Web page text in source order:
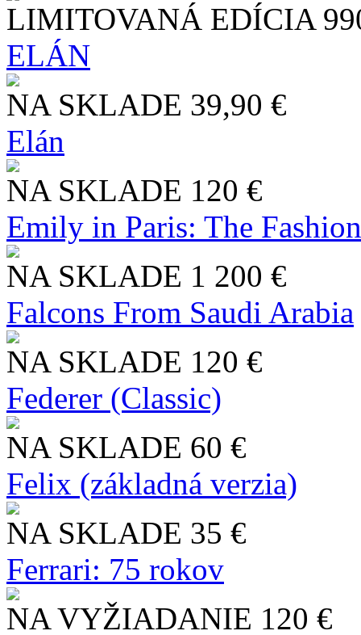
LIMITOVANÁ EDÍCIA
ELÁN
NA SKLADE 39,90 €
Elán
NA SKLADE 120 €
Emily in Paris: The
NA SKLADE 1 200 €
Falcons From Saudi Arabia
NA SKLADE 120 €
Federer (Classic)
NA SKLADE 60 €
Felix (základná verzia)
NA SKLADE 35 €
Ferrari: 75 rokov
NA VYŽIADANIE 120 €